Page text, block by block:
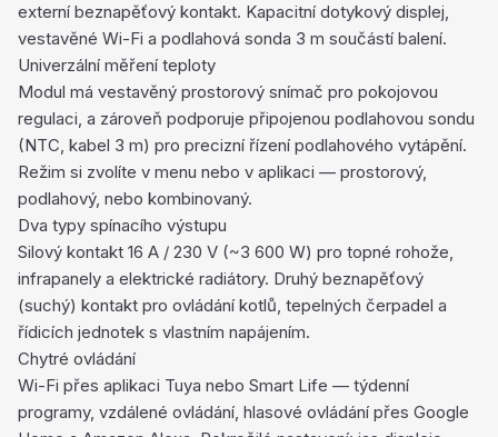
externí beznapěťový kontakt. Kapacitní dotykový displej,
vestavěné Wi-Fi a podlahová sonda 3 m součástí balení.
Univerzální měření teploty
Modul má vestavěný prostorový snímač pro pokojovou
regulaci, a zároveň podporuje připojenou podlahovou sondu
(NTC, kabel 3 m) pro precizní řízení podlahového vytápění.
Režim si zvolíte v menu nebo v aplikaci — prostorový,
podlahový, nebo kombinovaný.
Dva typy spínacího výstupu
Silový kontakt 16 A / 230 V (~3 600 W) pro topné rohože,
infrapanely a elektrické radiátory. Druhý beznapěťový
(suchý) kontakt pro ovládání kotlů, tepelných čerpadel a
řídicích jednotek s vlastním napájením.
Chytré ovládání
Wi-Fi přes aplikaci Tuya nebo Smart Life — týdenní
programy, vzdálené ovládání, hlasové ovládání přes Google